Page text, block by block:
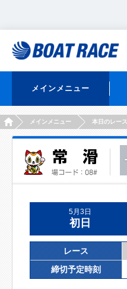
メインメニュー
HOMEメインメニュー 本日のレース
5月3日
初日
レース
締切予定時刻